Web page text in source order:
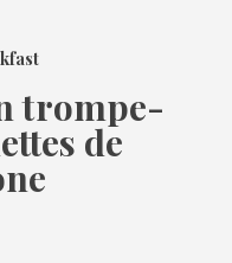
trompe-
de